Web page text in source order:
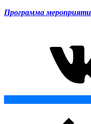
Программа